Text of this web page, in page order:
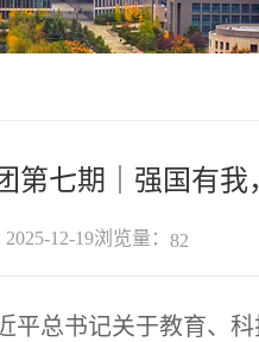
第七期｜强国有我
12-19浏览量： 82
总书记关于教育、